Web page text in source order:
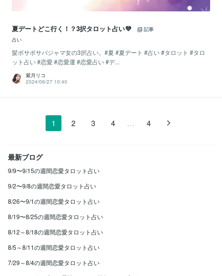
夏デートどこ行く！？3択タロット占い💜
記事
占い
髪ボサボサパジャマ女の3択占い。#夏 #夏デート #占い #タロット #タロ
ット占い #恋愛 #恋愛運 #恋愛占い #デ...
紫月リコ
2024/06/27 10:40
1 2 3 4 … 4
最新ブログ
9/9〜9/15の週間恋愛タロット占い
9/2〜9/8の週間恋愛タロット占い
8/26〜9/1の週間恋愛タロット占い
8/19〜8/25の週間恋愛タロット占い
8/12～8/18の週間恋愛タロット占い
8/5～8/11の週間恋愛タロット占い
7/29～8/4の週間恋愛タロット占い